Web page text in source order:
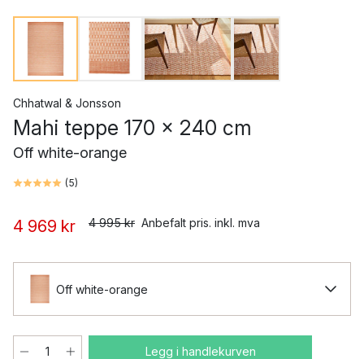
Chhatwal & Jonsson
Mahi teppe 170 x 240 cm
Off white-orange
(5)
4 969 kr 4 995 kr Anbefalt pris. inkl. mva
Off white-orange
Legg i handlekurven